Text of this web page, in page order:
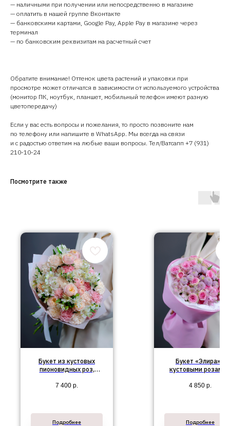
— наличными при получении или непосредственно в магазине
— оплатить в нашей группе Вконтакте
— банковскими картами, Google Pay, Apple Pay в магазине через
терминал
— по банковским реквизитам на расчетный счет
Обратите внимание! Оттенок цвета растений и упаковки при
просмотре может отличатся в зависимости от используемого устройства
(монитор ПК, ноутбук, планшет, мобильный телефон имеют разную
цветопередачу)
Если у вас есть вопросы и пожелания, то просто позвоните нам
по телефону или напишите в WhatsApp. Мы всегда на связи
и с радостью ответим на любые ваши вопросы. Тел/Ватсапп +7 (931)
210-10-24
Посмотрите также
Букет из кустовых
пионовидных роз,
альстромерий "Жюли"
7 400 р.
Подробнее
Букет «Элира» с
кустовыми розами
4 850 р.
Подробнее